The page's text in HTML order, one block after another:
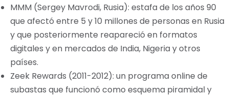
MMM (Sergey Mavrodi, Rusia): estafa de los años 90
que afectó entre 5 y 10 millones de personas en Rusia
y que posteriormente reapareció en formatos
digitales y en mercados de India, Nigeria y otros
países.
Zeek Rewards (2011-2012): un programa online de
subastas que funcionó como esquema piramidal y